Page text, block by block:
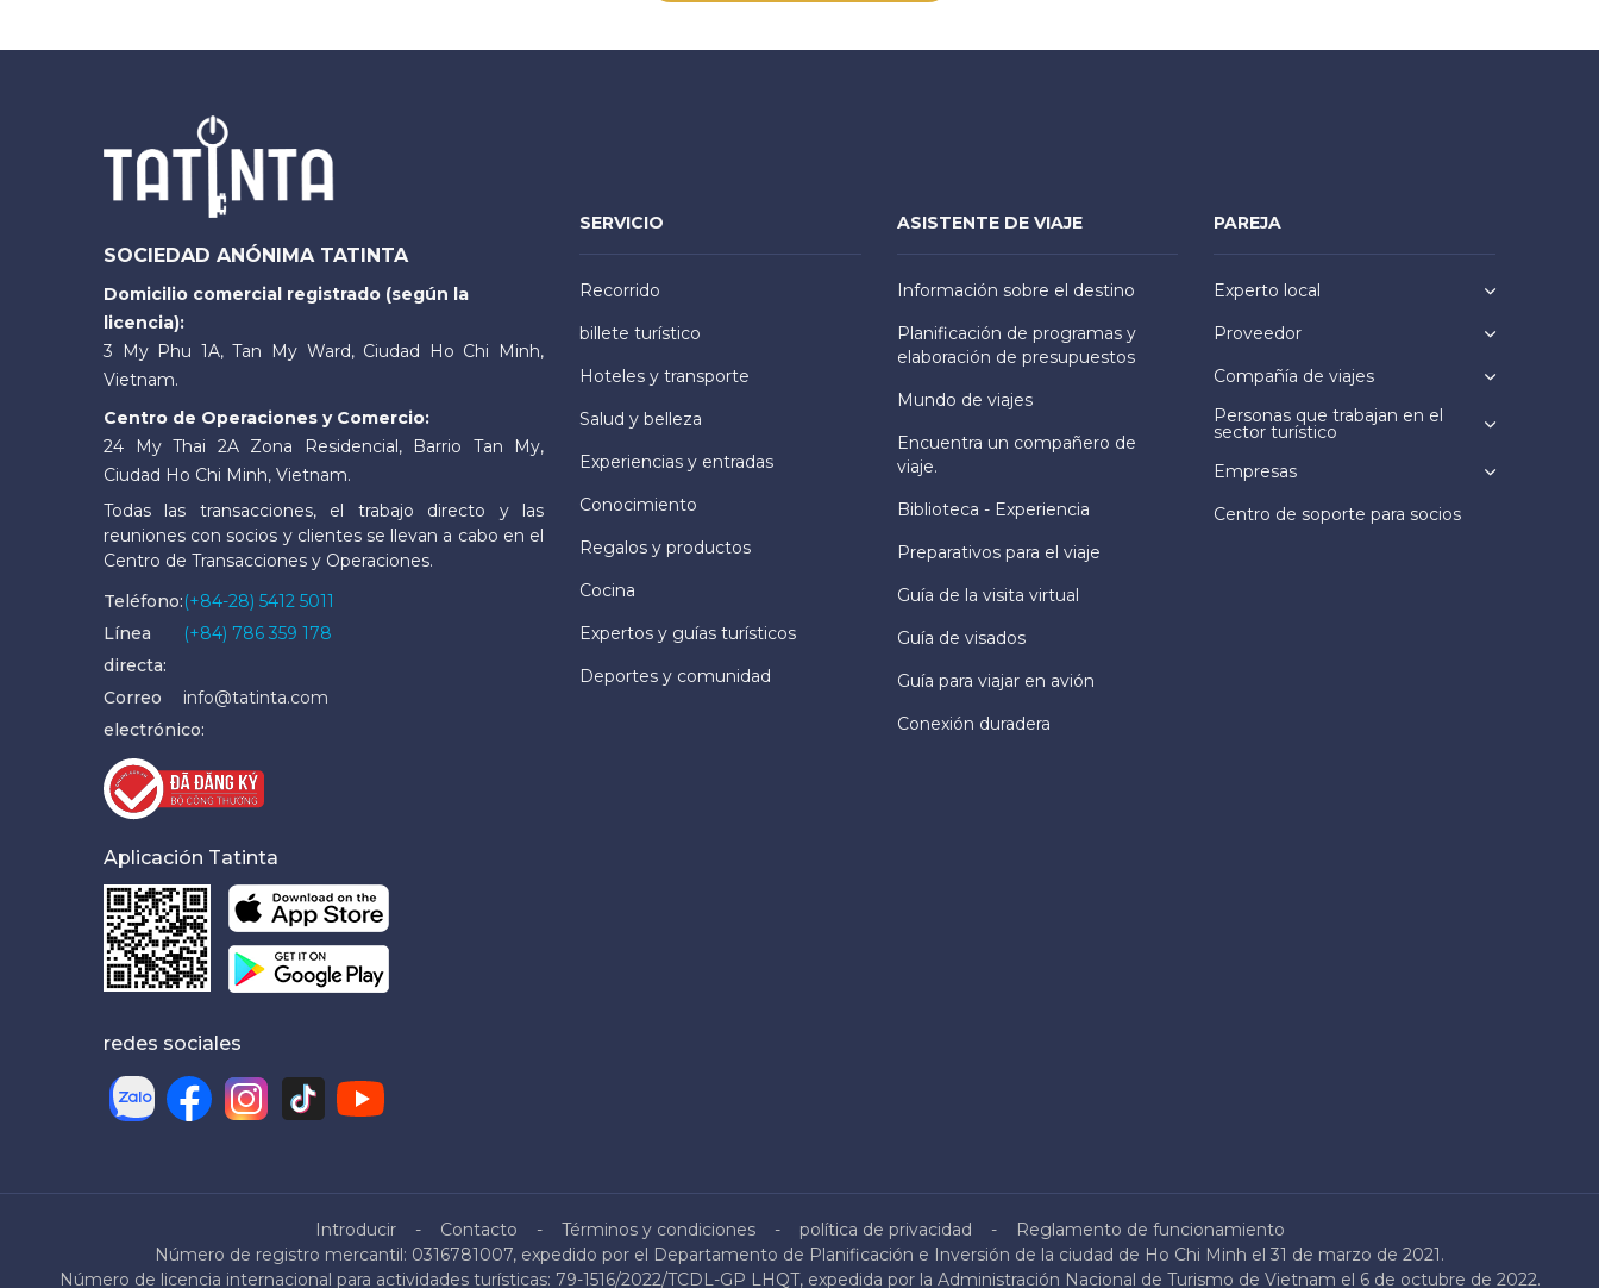
SOCIEDAD ANÓNIMA TATINTA
Domicilio comercial registrado (según la
licencia):
3 My Phu 1A, Tan My Ward, Ciudad Ho Chi Minh,
Vietnam.
Centro de Operaciones y Comercio:
24 My Thai 2A Zona Residencial, Barrio Tan My,
Ciudad Ho Chi Minh, Vietnam.
Todas las transacciones, el trabajo directo y las
reuniones con socios y clientes se llevan a cabo en el
Centro de Transacciones y Operaciones.
Teléfono:(+84-28) 5412 5011
Línea
directa:
(+84) 786 359 178
Correo
electrónico:
info@tatinta.com
Aplicación Tatinta
redes sociales
SERVICIO
Recorrido
billete turístico
Hoteles y transporte
Salud y belleza
Experiencias y entradas
Conocimiento
Regalos y productos
Cocina
Expertos y guías turísticos
Deportes y comunidad
ASISTENTE DE VIAJE
Información sobre el destino
Planificación de programas y
elaboración de presupuestos
Mundo de viajes
Encuentra un compañero de
viaje.
Biblioteca - Experiencia
Preparativos para el viaje
Guía de la visita virtual
Guía de visados
Guía para viajar en avión
Conexión duradera
PAREJA
Experto local
Proveedor
Compañía de viajes
Personas que trabajan en el
sector turístico
Empresas
Centro de soporte para socios
Introducir Contacto Términos y condiciones política de privacidad
Reglamento de funcionamiento
Número de registro mercantil: 0316781007, expedido por el Departamento de Planificación e Inversión de la ciudad de Ho Chi Minh el 31 de marzo de 2021.
Número de licencia internacional para actividades turísticas: 79-1516/2022/TCDL-GP LHQT, expedida por la Administración Nacional de Turismo de Vietnam el 6 de octubre de 2022.